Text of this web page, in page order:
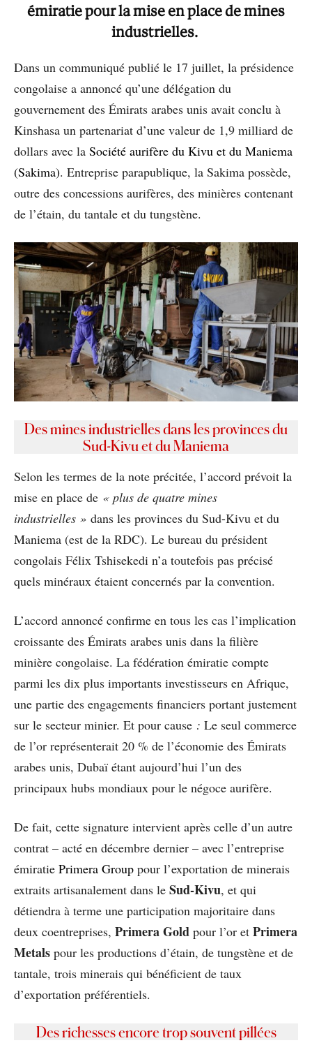
émiratie pour la mise en place de mines
industrielles.
Dans un communiqué publié le 17 juillet, la présidence
congolaise a annoncé qu’une délégation du
gouvernement des Émirats arabes unis avait conclu à
Kinshasa un partenariat d’une valeur de 1,9 milliard de
dollars avec la Société aurifère du Kivu et du Maniema
(Sakima). Entreprise parapublique, la Sakima possède,
outre des concessions aurifères, des minières contenant
de l’étain, du tantale et du tungstène.
Des mines industrielles dans les provinces du
Sud-Kivu et du Maniema
Selon les termes de la note précitée, l’accord prévoit la
mise en place de « plus de quatre mines
industrielles » dans les provinces du Sud-Kivu et du
Maniema (est de la RDC). Le bureau du président
congolais Félix Tshisekedi n’a toutefois pas précisé
quels minéraux étaient concernés par la convention.
L’accord annoncé confirme en tous les cas l’implication
croissante des Émirats arabes unis dans la filière
minière congolaise. La fédération émiratie compte
parmi les dix plus importants investisseurs en Afrique,
une partie des engagements financiers portant justement
sur le secteur minier. Et pour cause : Le seul commerce
de l’or représenterait 20 % de l’économie des Émirats
arabes unis, Dubaï étant aujourd’hui l’un des
principaux hubs mondiaux pour le négoce aurifère.
De fait, cette signature intervient après celle d’un autre
contrat – acté en décembre dernier – avec l’entreprise
émiratie Primera Group pour l’exportation de minerais
extraits artisanalement dans le Sud-Kivu, et qui
détiendra à terme une participation majoritaire dans
deux coentreprises, Primera Gold pour l’or et Primera
Metals pour les productions d’étain, de tungstène et de
tantale, trois minerais qui bénéficient de taux
d’exportation préférentiels.
Des richesses encore trop souvent pillées